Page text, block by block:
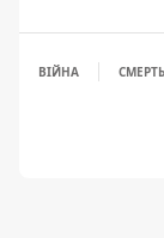
ВІЙНА СМЕРТЬ